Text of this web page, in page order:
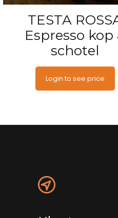
TESTA
Espresso kop
schotel
Login to see price